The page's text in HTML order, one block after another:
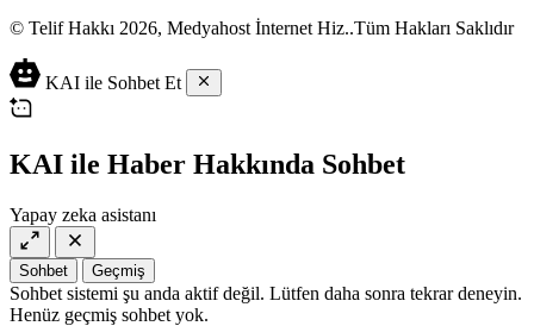
© Telif Hakkı 2026, Medyahost İnternet Hiz..Tüm Hakları Saklıdır
casino
siteleri
casino
2023
lordcasino
canlı
casino
siteleri
iyi
casino
vdcasino
vdcasino
giriş
vdcasino
resmi
ev
yapımı
salça
KAI ile Sohbet Et
KAI ile Haber Hakkında Sohbet
Yapay zeka asistanı
Sohbet Geçmiş
Sohbet sistemi şu anda aktif değil. Lütfen daha sonra tekrar deneyin.
Henüz geçmiş sohbet yok.